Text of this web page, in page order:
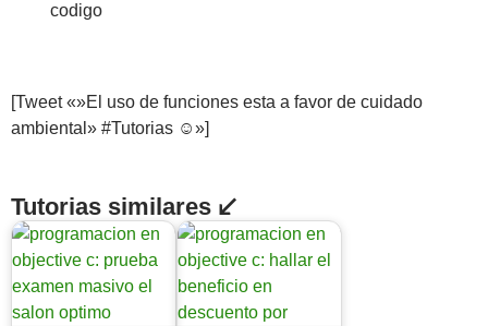
codigo
[Tweet «»El uso de funciones esta a favor de cuidado
ambiental» #Tutorias ☺»]
Tutorias similares ↙